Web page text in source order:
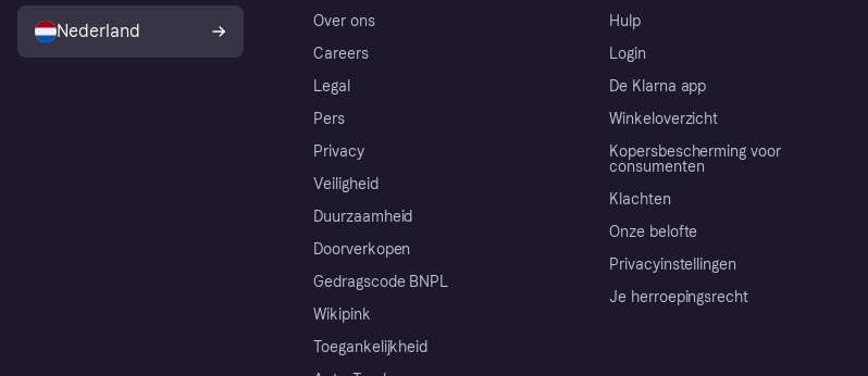
Over ons
Careers
Legal
Pers
Privacy
Veiligheid
Duurzaamheid
Doorverkopen
Gedragscode BNPL
Wikipink
Toegankelijkheid
Hulp
Login
De Klarna app
Winkeloverzicht
Kopersbescherming voor
consumenten
Klachten
Onze belofte
Privacyinstellingen
Je herroepingsrecht
Nederland